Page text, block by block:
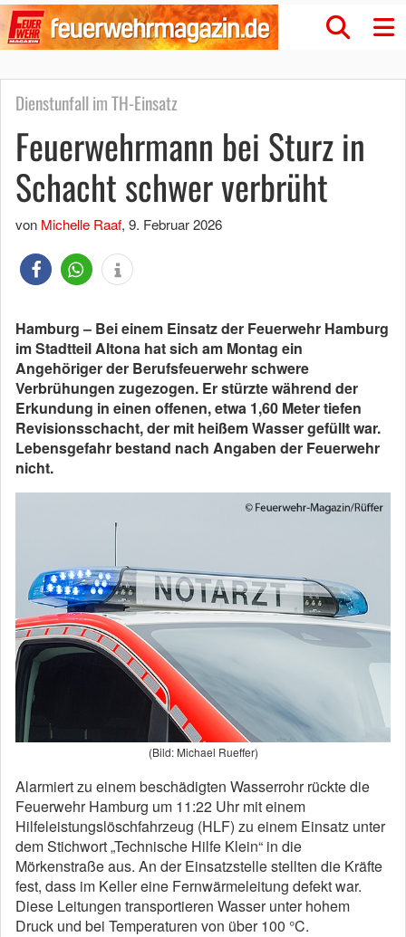
Dienstunfall im TH-Einsatz
Feuerwehrmann bei Sturz in
Schacht schwer verbrüht
von Michelle Raaf, 9. Februar 2026
Hamburg – Bei einem Einsatz der Feuerwehr Hamburg
im Stadtteil Altona hat sich am Montag ein
Angehöriger der Berufsfeuerwehr schwere
Verbrühungen zugezogen. Er stürzte während der
Erkundung in einen offenen, etwa 1,60 Meter tiefen
Revisionsschacht, der mit heißem Wasser gefüllt war.
Lebensgefahr bestand nach Angaben der Feuerwehr
nicht.
(Bild: Michael Rueffer)
Alarmiert zu einem beschädigten Wasserrohr rückte die
Feuerwehr Hamburg um 11:22 Uhr mit einem
Hilfeleistungslöschfahrzeug (HLF) zu einem Einsatz unter
dem Stichwort „Technische Hilfe Klein“ in die
Mörkenstraße aus. An der Einsatzstelle stellten die Kräfte
fest, dass im Keller eine Fernwärmeleitung defekt war.
Diese Leitungen transportieren Wasser unter hohem
Druck und bei Temperaturen von über 100 °C.